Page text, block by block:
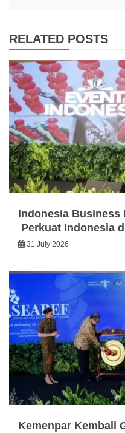
RELATED POSTS
Indonesia Business
Perkuat Indonesia
31 July 2026
Kemenpar Kembali